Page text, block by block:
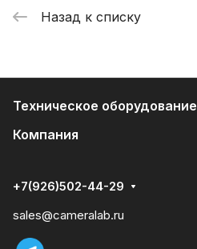
Назад к списку
Техническое оборудование
Компания
+7(926)502-44-29
sales@cameralab.ru